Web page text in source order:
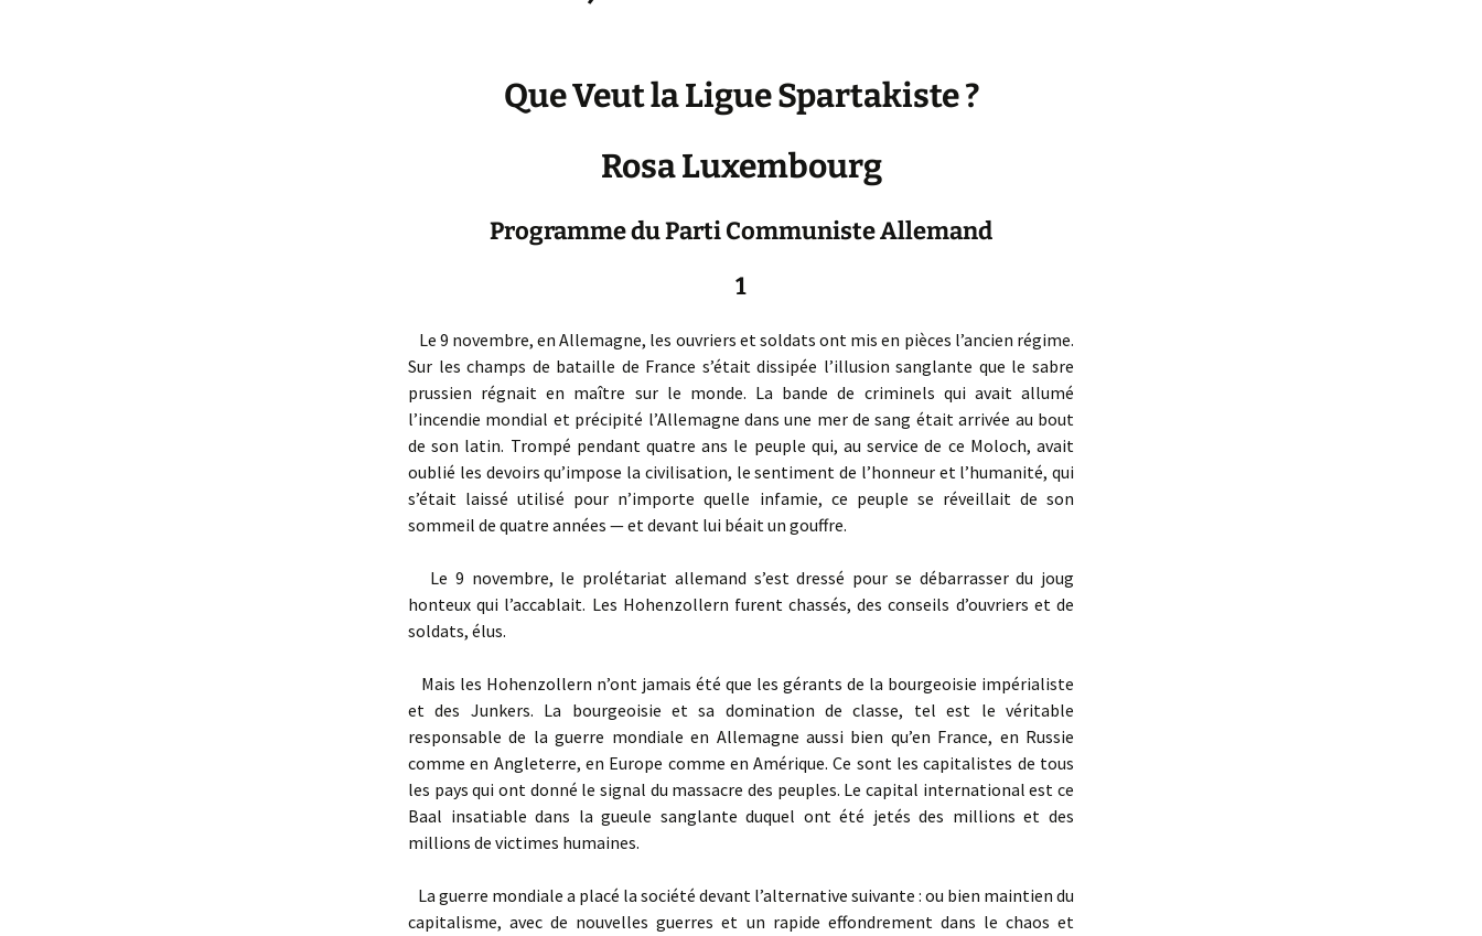
Que Veut la Ligue Spartakiste ?
Rosa Luxembourg
Programme du Parti Communiste Allemand
1
Le 9 novembre, en Allemagne, les ouvriers et soldats ont mis en pièces l’ancien régime.
Sur les champs de bataille de France s’était dissipée l’illusion sanglante que le sabre
prussien régnait en maître sur le monde. La bande de criminels qui avait allumé
l’incendie mondial et précipité l’Allemagne dans une mer de sang était arrivée au bout
de son latin. Trompé pendant quatre ans le peuple qui, au service de ce Moloch, avait
oublié les devoirs qu’impose la civilisation, le sentiment de l’honneur et l’humanité, qui
s’était laissé utilisé pour n’importe quelle infamie, ce peuple se réveillait de son
sommeil de quatre années — et devant lui béait un gouffre.
Le 9 novembre, le prolétariat allemand s’est dressé pour se débarrasser du joug
honteux qui l’accablait. Les Hohenzollern furent chassés, des conseils d’ouvriers et de
soldats, élus.
Mais les Hohenzollern n’ont jamais été que les gérants de la bourgeoisie impérialiste
et des Junkers. La bourgeoisie et sa domination de classe, tel est le véritable
responsable de la guerre mondiale en Allemagne aussi bien qu’en France, en Russie
comme en Angleterre, en Europe comme en Amérique. Ce sont les capitalistes de tous
les pays qui ont donné le signal du massacre des peuples. Le capital international est ce
Baal insatiable dans la gueule sanglante duquel ont été jetés des millions et des
millions de victimes humaines.
La guerre mondiale a placé la société devant l’alternative suivante : ou bien maintien du
capitalisme, avec de nouvelles guerres et un rapide effondrement dans le chaos et